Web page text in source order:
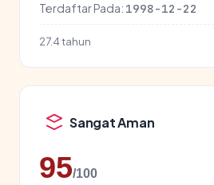
Terdaftar Pada: 1998-12-22
27.4 tahun
Sangat Aman
95/100